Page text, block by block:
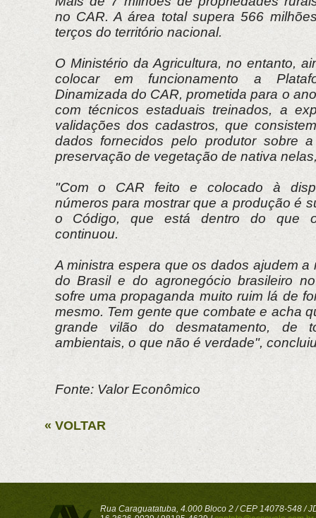
no CAR. A área total supera 566
terços do território nacional.
O Ministério da Agricultura, no entanto,
colocar em funcionamento a
Dinamizada do CAR, prometida para o
com técnicos estaduais treinados, a
validações dos cadastros, que
dados fornecidos pelo produtor sobre
preservação de vegetação de nativa
"Com o CAR feito e colocado à
números para mostrar que a produção é
o Código, que está dentro do que
continuou.
A ministra espera que os dados ajudem a
do Brasil e do agronegócio brasileiro
sofre uma propaganda muito ruim lá de
mesmo. Tem gente que combate e acha
grande vilão do desmatamento, de
ambientais, o que não é verdade",
Fonte: Valor Econômico
« VOLTAR
Rua Caraguatatuba, 4.000 Bloco 2 / CEP 14078-548 /